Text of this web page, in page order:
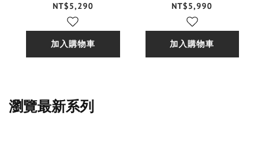
NT$5,290
加入購物車
NT$5,990
加入購物車
瀏覽最新系列